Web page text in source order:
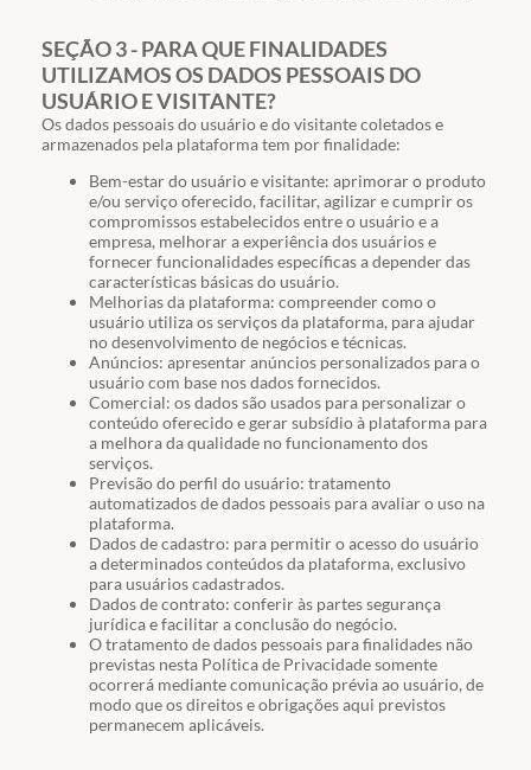
SEÇÃO 3 - PARA QUE FINALIDADES
UTILIZAMOS OS DADOS PESSOAIS DO
USUÁRIO E VISITANTE?
Os dados pessoais do usuário e do visitante coletados e
armazenados pela plataforma tem por finalidade:
Bem-estar do usuário e visitante: aprimorar o produto
e/ou serviço oferecido, facilitar, agilizar e cumprir os
compromissos estabelecidos entre o usuário e a
empresa, melhorar a experiência dos usuários e
fornecer funcionalidades específicas a depender das
características básicas do usuário.
Melhorias da plataforma: compreender como o
usuário utiliza os serviços da plataforma, para ajudar
no desenvolvimento de negócios e técnicas.
Anúncios: apresentar anúncios personalizados para o
usuário com base nos dados fornecidos.
Comercial: os dados são usados para personalizar o
conteúdo oferecido e gerar subsídio à plataforma para
a melhora da qualidade no funcionamento dos
serviços.
Previsão do perfil do usuário: tratamento
automatizados de dados pessoais para avaliar o uso na
plataforma.
Dados de cadastro: para permitir o acesso do usuário
a determinados conteúdos da plataforma, exclusivo
para usuários cadastrados.
Dados de contrato: conferir às partes segurança
jurídica e facilitar a conclusão do negócio.
O tratamento de dados pessoais para finalidades não
previstas nesta Política de Privacidade somente
ocorrerá mediante comunicação prévia ao usuário, de
modo que os direitos e obrigações aqui previstos
permanecem aplicáveis.